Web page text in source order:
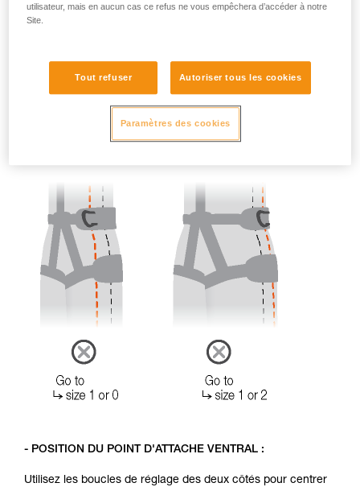
- POSITION DU POINT D'ATTACHE VENTRAL :
Utilisez les boucles de réglage des deux côtés pour centrer
utilisateur, mais en aucun cas ce refus ne vous empêchera d’accéder à notre
Site.
Tout refuser Autoriser tous les cookies
Paramètres des cookies